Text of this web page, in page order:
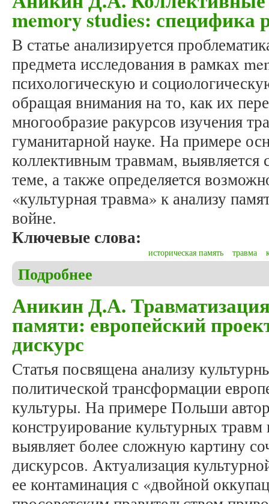
memory studies: специфика
В статье анализируется
предмета исследования в рамках
психологическую и
обращая внимания на то, как их
многообразие ракурсов изучения
гуманитарной науке. На примере
коллективным травмам,
теме, а также определяется
«культурная травма» к анализу
войне.
Ключевые слова:
историческая память травма
Подробнее
Аникин Д.А.
памяти: европейский
дискурс
Статья посвящена анализу
политической трансформации
культуры. На примере Польши
конструирование культурных
выявляет более сложную картину
дискурсов. Актуализация
ее контаминация с «двойной